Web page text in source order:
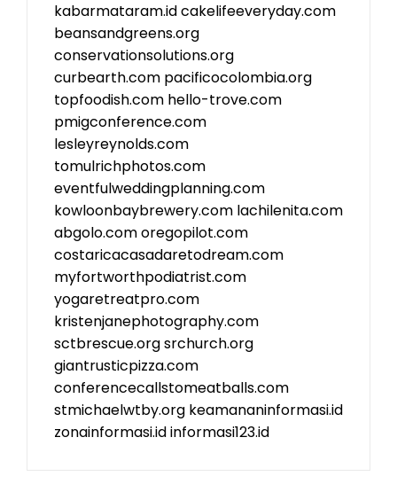
kabarmataram.idcakelifeeveryday.com
beansandgreens.org
conservationsolutions.org
curbearth.com pacificocolombia.org
topfoodish.com hello-trove.com
pmigconference.com
lesleyreynolds.com
tomulrichphotos.com
eventfulweddingplanning.com
kowloonbaybrewery.com lachilenita.com
abgolo.comoregopilot.com
costaricacasadaretodream.com
myfortworthpodiatrist.com
yogaretreatpro.com
kristenjanephotography.com
sctbrescue.orgsrchurch.org
giantrusticpizza.com
conferencecallstomeatballs.com
stmichaelwtby.org keamananinformasi.id
zonainformasi.idinformasi123.id